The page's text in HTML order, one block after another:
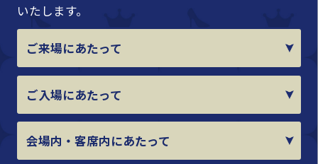
いたします。
ご来場にあたって
ご入場にあたって
会場内・客席内にあたって